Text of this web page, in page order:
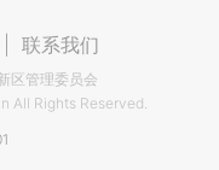
联系我们
区管理委员会
All Rights Reserved.